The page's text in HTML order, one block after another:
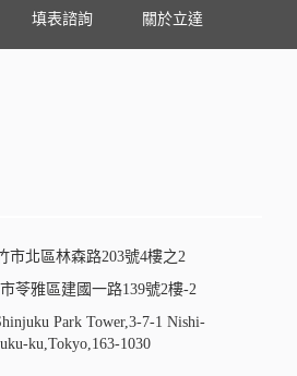
填表諮詢 關於立達
市北區林森路203號4樓之2
市苓雅區建國一路139號2樓-2
Park Tower,3-7-1 Nishi-
ku,Tokyo,163-1030